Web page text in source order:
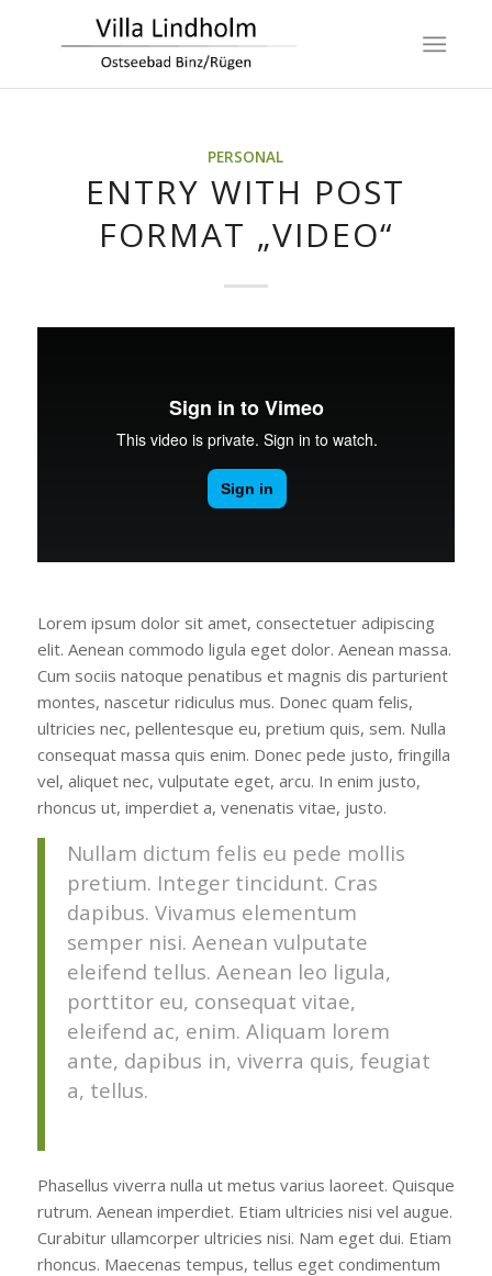
PERSONAL
ENTRY WITH POST
FORMAT „VIDEO“
Lorem ipsum dolor sit amet, consectetuer adipiscing
elit. Aenean commodo ligula eget dolor. Aenean massa.
Cum sociis natoque penatibus et magnis dis parturient
montes, nascetur ridiculus mus. Donec quam felis,
ultricies nec, pellentesque eu, pretium quis, sem. Nulla
consequat massa quis enim. Donec pede justo, fringilla
vel, aliquet nec, vulputate eget, arcu. In enim justo,
rhoncus ut, imperdiet a, venenatis vitae, justo.
Nullam dictum felis eu pede mollis
pretium. Integer tincidunt. Cras
dapibus. Vivamus elementum
semper nisi. Aenean vulputate
eleifend tellus. Aenean leo ligula,
porttitor eu, consequat vitae,
eleifend ac, enim. Aliquam lorem
ante, dapibus in, viverra quis, feugiat
a, tellus.
Phasellus viverra nulla ut metus varius laoreet. Quisque
rutrum. Aenean imperdiet. Etiam ultricies nisi vel augue.
Curabitur ullamcorper ultricies nisi. Nam eget dui. Etiam
rhoncus. Maecenas tempus, tellus eget condimentum